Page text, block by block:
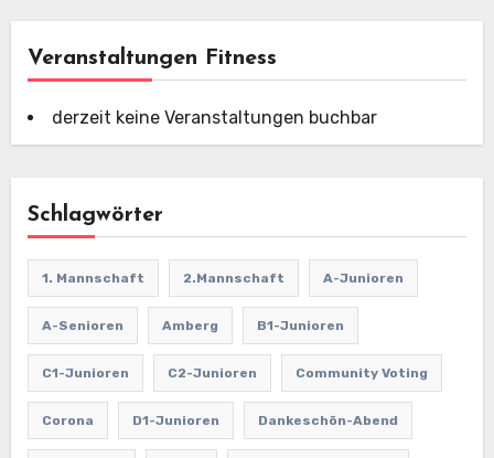
Veranstaltungen Fitness
derzeit keine Veranstaltungen buchbar
Schlagwörter
1. Mannschaft 2.Mannschaft A-Junioren
A-Senioren Amberg B1-Junioren
C1-Junioren C2-Junioren Community Voting
Corona D1-Junioren Dankeschön-Abend